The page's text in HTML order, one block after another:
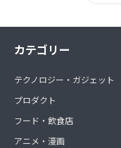
カテゴリー
テクノロジー・ガジェット
プロダクト
フード・飲食店
アニメ・漫画